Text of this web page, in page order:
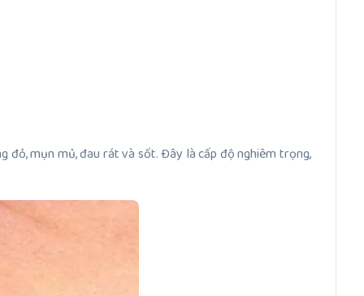
đỏ, mụn mủ, đau rát và sốt. Đây là cấp độ nghiêm trọng,